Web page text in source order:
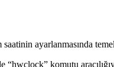
ayarlanmasında temel
“hwclock” komutu